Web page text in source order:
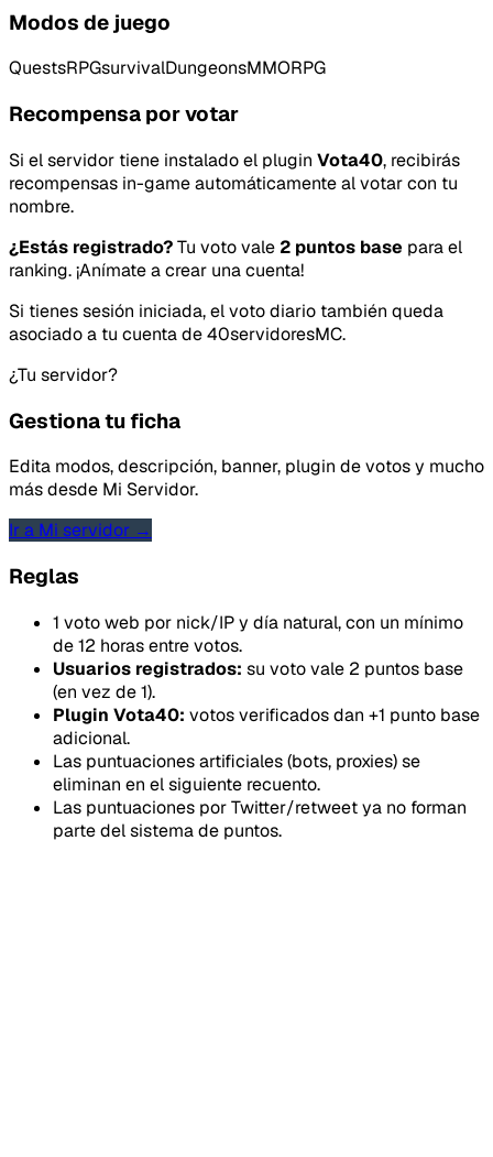
Modos de juego
QuestsRPGsurvivalDungeonsMMORPG
Recompensa por votar
Si el servidor tiene instalado el plugin Vota40, recibirás
recompensas in-game automáticamente al votar con tu
nombre.
¿Estás registrado?Tu voto vale 2 puntos base para el
ranking. ¡Anímate a crear una cuenta!
Si tienes sesión iniciada, el voto diario también queda
asociado a tu cuenta de 40servidoresMC.
¿Tu servidor?
Gestiona tu ficha
Edita modos, descripción, banner, plugin de votos y mucho
más desde Mi Servidor.
Ir a Mi servidor →
Reglas
1 voto web por nick/IP y día natural, con un mínimo
de 12 horas entre votos.
Usuarios registrados: su voto vale 2 puntos base
(en vez de 1).
Plugin Vota40: votos verificados dan +1 punto base
adicional.
Las puntuaciones artificiales (bots, proxies) se
eliminan en el siguiente recuento.
Las puntuaciones por Twitter/retweet ya no forman
parte del sistema de puntos.